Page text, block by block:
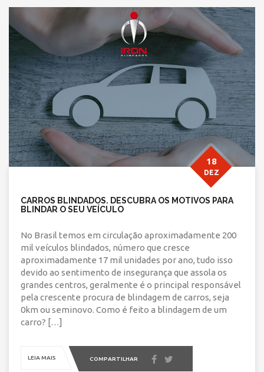
CARROS BLINDADOS. DESCUBRA OS MOTIVOS PARA
BLINDAR O SEU VEÍCULO
18
DEZ
No Brasil temos em circulação aproximadamente 200
mil veículos blindados, número que cresce
aproximadamente 17 mil unidades por ano, tudo isso
devido ao sentimento de insegurança que assola os
grandes centros, geralmente é o principal responsável
pela crescente procura de blindagem de carros, seja
0km ou seminovo. Como é feito a blindagem de um
carro? […]
LEIA MAIS COMPARTILHAR